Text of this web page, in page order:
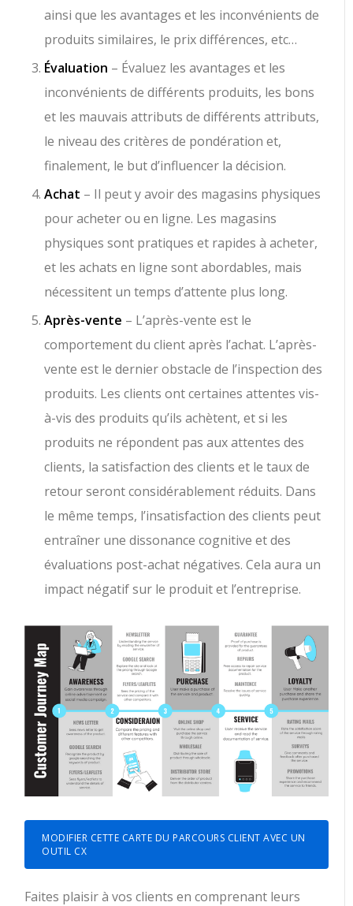
ainsi que les avantages et les inconvénients de
produits similaires, le prix différences, etc…
Évaluation – Évaluez les avantages et les
inconvénients de différents produits, les bons
et les mauvais attributs de différents attributs,
le niveau des critères de pondération et,
finalement, le but d’influencer la décision.
Achat – Il peut y avoir des magasins physiques
pour acheter ou en ligne. Les magasins
physiques sont pratiques et rapides à acheter,
et les achats en ligne sont abordables, mais
nécessitent un temps d’attente plus long.
Après-vente – L’après-vente est le
comportement du client après l’achat. L’après-
vente est le dernier obstacle de l’inspection des
produits. Les clients ont certaines attentes vis-
à-vis des produits qu’ils achètent, et si les
produits ne répondent pas aux attentes des
clients, la satisfaction des clients et le taux de
retour seront considérablement réduits. Dans
le même temps, l’insatisfaction des clients peut
entraîner une dissonance cognitive et des
évaluations post-achat négatives. Cela aura un
impact négatif sur le produit et l’entreprise.
MODIFIER CETTE CARTE DU PARCOURS CLIENT AVEC UN
OUTIL CX
Faites plaisir à vos clients en comprenant leurs